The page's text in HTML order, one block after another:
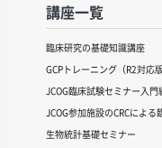
講座一覧
臨床研究の基礎知識講座
GCPトレーニング（R2対応版
JCOG臨床試験セミナー入
JCOG参加施設のCRCによる
生物統計基礎セミナー